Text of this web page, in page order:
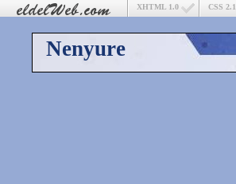
CSS 2.1
XHTML 1.0
Nenyure